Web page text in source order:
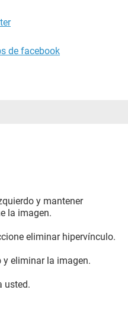
de facebook
y mantener
la imagen.
eliminar hipervínculo.
y eliminar la imagen.
usted.